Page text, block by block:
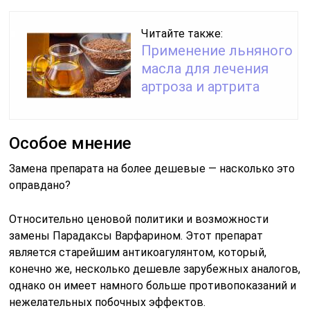
Читайте также:
Применение льняного
масла для лечения
артроза и артрита
Особое мнение
Замена препарата на более дешевые — насколько это
оправдано?
Относительно ценовой политики и возможности
замены Парадаксы Варфарином. Этот препарат
является старейшим антикоагулянтом, который,
конечно же, несколько дешевле зарубежных аналогов,
однако он имеет намного больше противопоказаний и
нежелательных побочных эффектов.